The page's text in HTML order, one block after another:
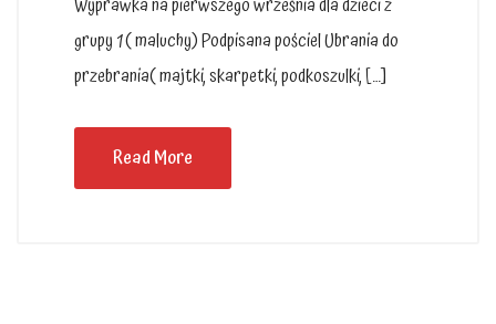
grupy 1 ( maluchy) Podpisana pościel Ubrania do
przebrania( majtki, skarpetki, podkoszulki, […]
Read More